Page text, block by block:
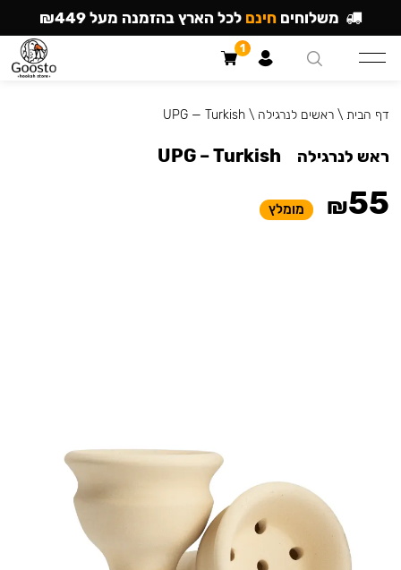
דף הבית \ראשים לנרגילה \
UPG — Turkish
ראש לנרגילה UPG – Turkish
₪55 מומלץ
משלוחים חינם לכל הארץ בהזמנה מעל ₪449
1